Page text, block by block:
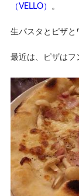
（VELLO）
。
生パスタとピザと
最近は、ピザはフ